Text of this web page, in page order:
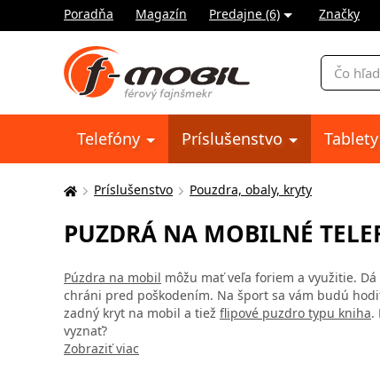
Poradňa Magazín Predajne (6) Značky
Telefóny Príslušenstvo Tablety
Tu
nachádzate:
Príslušenstvo Pouzdra, obaly, kryty
PUZDRÁ NA MOBILNÉ
Púzdra na mobil môžu mať veľa foriem a využitie.
chráni pred poškodením. Na šport sa vám budú
zadný kryt na mobil a tiež flipové puzdro typu kniha.
vyznať?
Zobraziť viac